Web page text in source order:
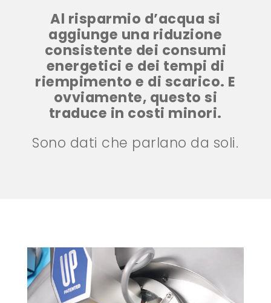
Al risparmio d’acqua si
aggiunge una riduzione
consistente dei consumi
energetici e dei tempi di
riempimento e di scarico. E
ovviamente, questo si
traduce in costi minori.
Sono dati che parlano da soli.